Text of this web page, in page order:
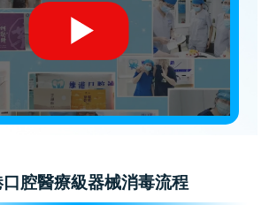
腔醫療級器械消毒流程